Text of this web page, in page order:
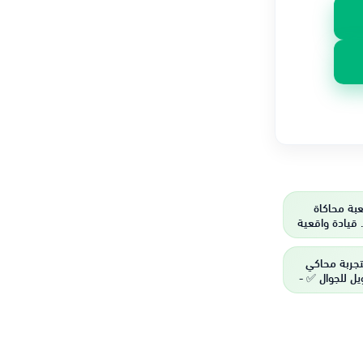
محاكاة
قيادة واقعية
في
مفتوح
محاكي
للجوال ✅ -
بلا حدود!